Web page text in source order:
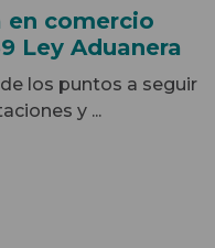
en comercio
Ley Aduanera
los puntos a seguir
y ...